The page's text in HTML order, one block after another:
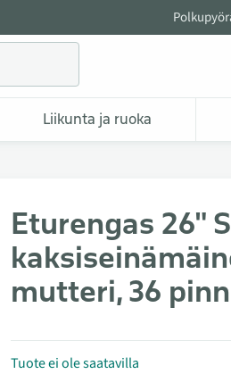
Liikunta ja ruoka
Eturengas 26"
mutteri, 36
Tuote ei ole saatavilla